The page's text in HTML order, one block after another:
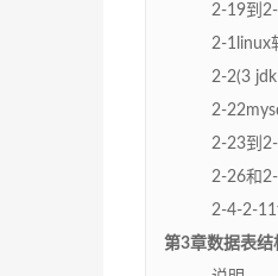
2-19到
2-1linux
2-2(3
2-
2-23到
2-26和
2-4-2-
第3章数据表结